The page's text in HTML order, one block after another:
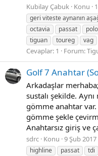
Kubilay Çabuk Konu
geri viteste aynanın
octavia
passat polo
tiguan
toureg vag
Cevaplar: 1 Forum:
Golf 7 Anahtar
Arkadaşlar
sustalı şekilde.
gömme anahtar
gömme şekle
Anahtarsız giriş ve
sdrc Konu 9 Şub 2017
highline
passat tdi